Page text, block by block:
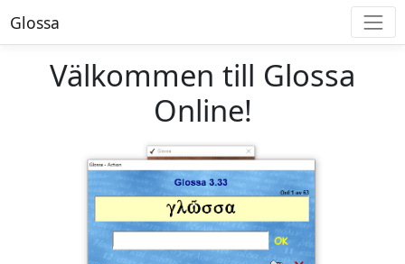
Glossa
Välkommen till Glossa
Online!